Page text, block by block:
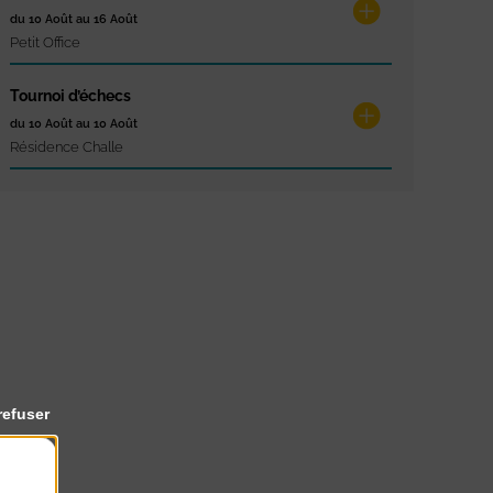
du 10 Août au 16 Août
Petit Office
Tournoi d’échecs
du 10 Août au 10 Août
Résidence Challe